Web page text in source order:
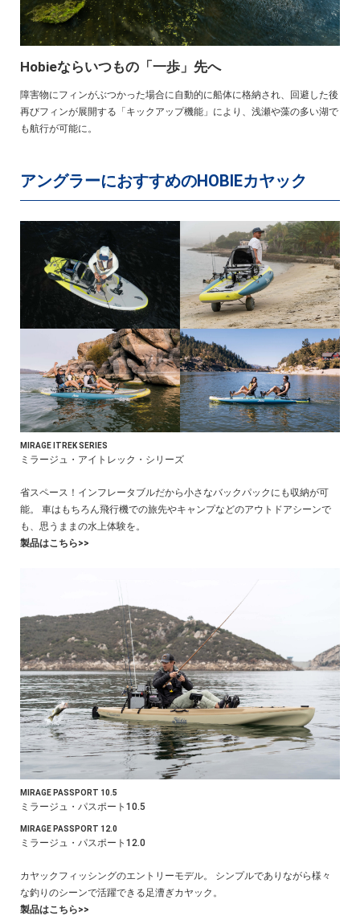
Hobieならいつもの「一歩」先へ
障害物にフィンがぶつかった場合に自動的に船体に格納され、回避した後
再びフィンが展開する「キックアップ機能」により、浅瀬や藻の多い湖で
も航行が可能に。
アングラーにおすすめのHOBIEカヤック
MIRAGE ITREK SERIES
ミラージュ・アイトレック・シリーズ
省スペース！インフレータブルだから小さなバックパックにも収納が可
能。 車はもちろん飛行機での旅先やキャンプなどのアウトドアシーンで
も、思うままの水上体験を。
製品はこちら>>
MIRAGE PASSPORT 10.5
ミラージュ・パスポート10.5
MIRAGE PASSPORT 12.0
ミラージュ・パスポート12.0
カヤックフィッシングのエントリーモデル。 シンプルでありながら様々
な釣りのシーンで活躍できる足漕ぎカヤック。
製品はこちら>>